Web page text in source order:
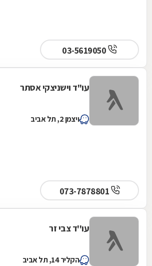
עו"ד וישניצקי אסתר
ויצמן 2, תל אביב
עו''ד צבי זר
הקליר 14, תל אביב